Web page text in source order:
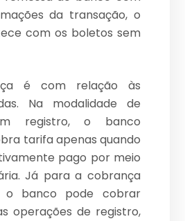
da transação, o
com os boletos sem
é com relação às
Na modalidade de
registro, o banco
tarifa apenas quando
pago por meio
Já para a cobrança
o banco pode cobrar
operações de registro,